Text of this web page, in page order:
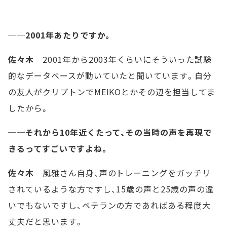
──2001年あたりですか。
佐々木 2001年から2003年くらいにそういった試験
的なデータベースが動いていたと聞いています。自分
の友人がクリプトンでMEIKOとかその辺を担当してま
したから。
──それから10年近くたって、その当時の声を再現で
きるってすごいですよね。
佐々木 風雅さん自身、声のトレーニングをガッチリ
されているような方ですし、15歳の声と25歳の声の違
いでもないですし、ベテランの方であればある程度大
丈夫だと思います。